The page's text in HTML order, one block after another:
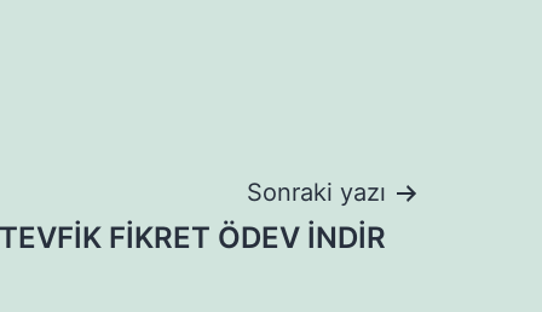
Sonraki yazı
TEVFİK FİKRET ÖDEV İNDİR